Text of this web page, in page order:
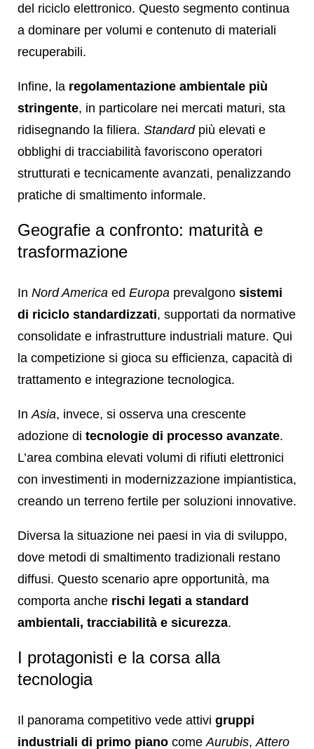
del riciclo elettronico. Questo segmento continua
a dominare per volumi e contenuto di materiali
recuperabili.
Infine, la regolamentazione ambientale più
stringente, in particolare nei mercati maturi, sta
ridisegnando la filiera. Standard più elevati e
obblighi di tracciabilità favoriscono operatori
strutturati e tecnicamente avanzati, penalizzando
pratiche di smaltimento informale.
Geografie a confronto: maturità e
trasformazione
In Nord America ed Europa prevalgono sistemi
di riciclo standardizzati, supportati da normative
consolidate e infrastrutture industriali mature. Qui
la competizione si gioca su efficienza, capacità di
trattamento e integrazione tecnologica.
In Asia, invece, si osserva una crescente
adozione di tecnologie di processo avanzate.
L’area combina elevati volumi di rifiuti elettronici
con investimenti in modernizzazione impiantistica,
creando un terreno fertile per soluzioni innovative.
Diversa la situazione nei paesi in via di sviluppo,
dove metodi di smaltimento tradizionali restano
diffusi. Questo scenario apre opportunità, ma
comporta anche rischi legati a standard
ambientali, tracciabilità e sicurezza.
I protagonisti e la corsa alla
tecnologia
Il panorama competitivo vede attivi gruppi
industriali di primo piano come Aurubis, Attero